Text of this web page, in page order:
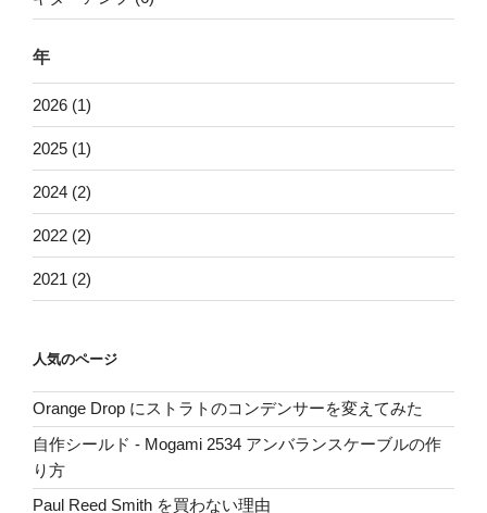
年
2026 (1)
2025 (1)
2024 (2)
2022 (2)
2021 (2)
人気のページ
Orange Drop にストラトのコンデンサーを変えてみた
自作シールド - Mogami 2534 アンバランスケーブルの作
り方
Paul Reed Smith を買わない理由